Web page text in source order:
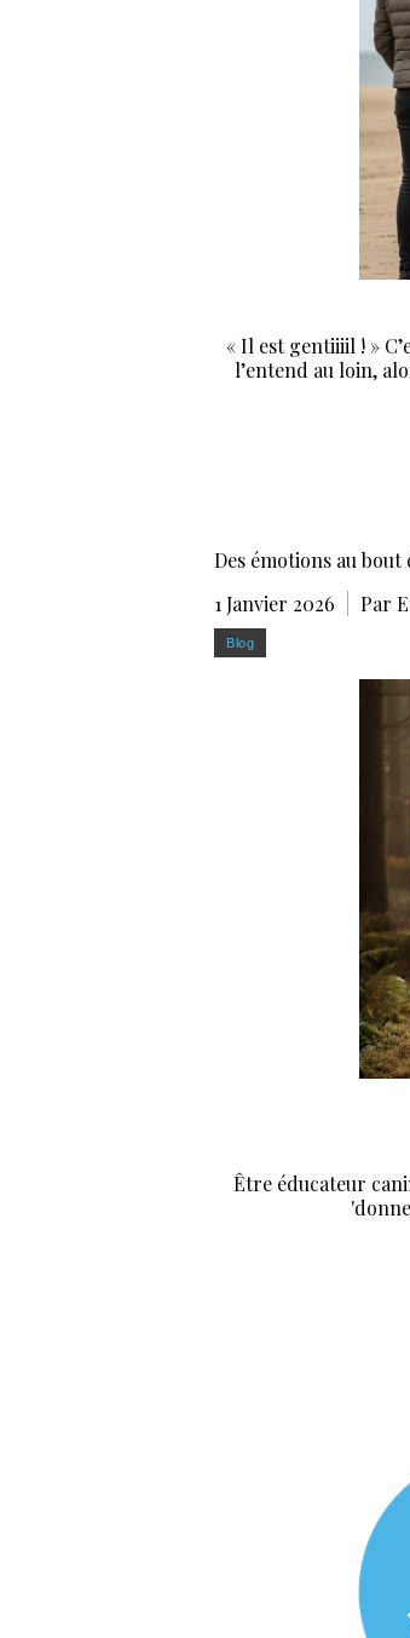
« Il est gentiiiil ! »
l’entend au loin,
Des émotions au
1 Janvier 2026
Par
Être éducateur